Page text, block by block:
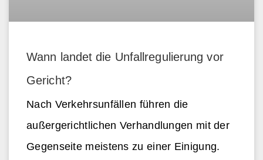
Wann landet die Unfallregulierung vor
Gericht?
Nach Verkehrsunfällen führen die
außergerichtlichen Verhandlungen mit der
Gegenseite meistens zu einer Einigung.